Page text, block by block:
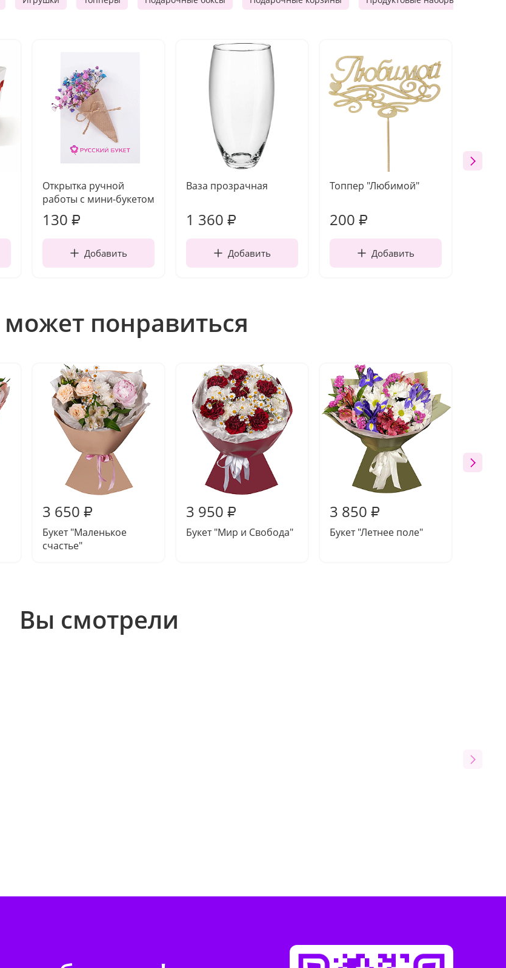
Открытка ручной
работы с мини-букетом
130 ₽
Добавить
Ваза прозрачная
1 360 ₽
Добавить
Топпер "Любимой"
200 ₽
Добавить
понравиться
3 650 ₽
Букет "Маленькое
счастье"
3 950 ₽
Букет "Мир и Свобода"
3 850 ₽
Букет "Летнее поле"
Вы смотрели